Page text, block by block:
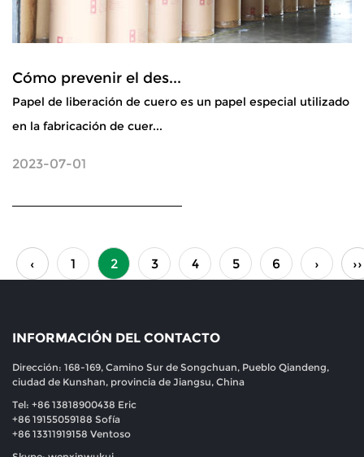
Cómo prevenir el des...
Papel de liberación de cuero es un papel especial utilizado
en la fabricación de cuer...
2023-07-01
‹ 1 2 3 4 5 6 › ››
INFORMACIÓN DEL CONTACTO
Dirección: 168-169, Camino Sur de Songchuan, Pueblo Qiandeng,
ciudad de Kunshan, provincia de Jiangsu, China
Tel: +86 13818900438 Eric
+86 19155059188 Sofía
+86 13311919158 Ventoso